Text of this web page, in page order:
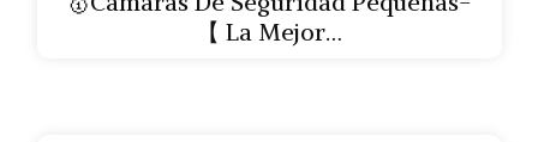
【 La Mejor…